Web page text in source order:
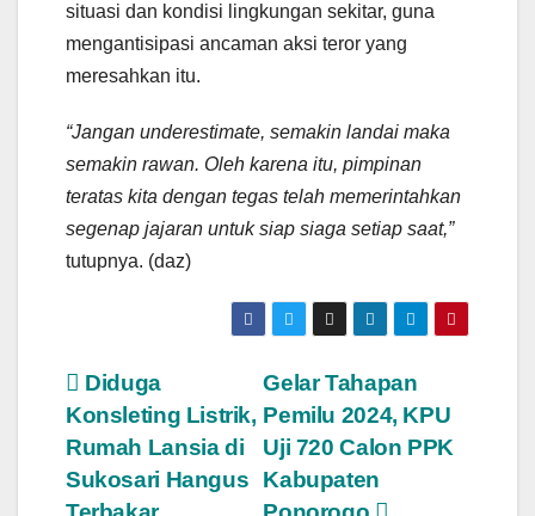
situasi dan kondisi lingkungan sekitar, guna
mengantisipasi ancaman aksi teror yang
meresahkan itu.
“Jangan underestimate, semakin landai maka
semakin rawan. Oleh karena itu, pimpinan
teratas kita dengan tegas telah memerintahkan
segenap jajaran untuk siap siaga setiap saat,”
tutupnya. (daz)
Post
navigation
Gelar Tahapan
Pemilu 2024, KPU
Uji 720 Calon PPK
Kabupaten
Diduga
Konsleting Listrik,
Rumah Lansia di
Sukosari Hangus